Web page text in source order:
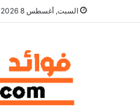
السبت, أغسطس 8 2026